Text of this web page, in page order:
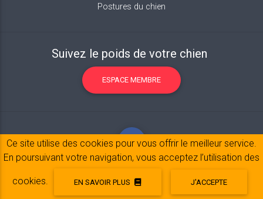
Postures du chien
Suivez le poids de votre chien
ESPACE MEMBRE
Mentions légales© 2017-2020 Copyright:belpatt.fr
Ce site utilise des cookies pour vous offrir le meilleur service.
En poursuivant votre navigation, vous acceptez l’utilisation des
cookies. EN SAVOIR PLUS J'ACCEPTE